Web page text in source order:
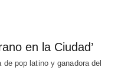
en la Ciudad’
pop latino y ganadora del